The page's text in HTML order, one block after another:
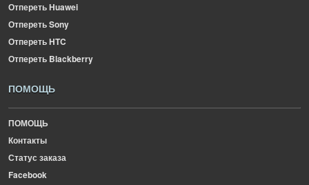
Отпереть Huawei
Отпереть Sony
Отпереть HTC
Отпереть Blackberry
ПОМОЩЬ
ПОМОЩЬ
Контакты
Статус заказа
Facebook